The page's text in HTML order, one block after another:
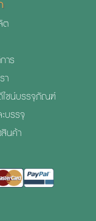
ต
าร
า
ซน์บรรจุภัณฑ์
บรรจุ
นค้า